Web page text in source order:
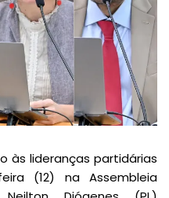
às lideranças partidárias
(12) na Assembleia